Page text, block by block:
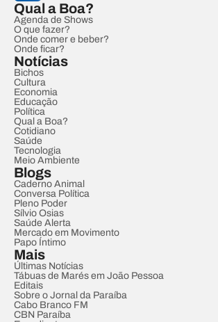
Qual a Boa?
Agenda de Shows
O que fazer?
Onde comer e beber?
Onde ficar?
Notícias
Bichos
Cultura
Economia
Educação
Política
Qual a Boa?
Cotidiano
Saúde
Tecnologia
Meio Ambiente
Blogs
Caderno Animal
Conversa Política
Pleno Poder
Sílvio Osias
Saúde Alerta
Mercado em Movimento
Papo Íntimo
Mais
Últimas Notícias
Tábuas de Marés em João Pessoa
Editais
Sobre o Jornal da Paraíba
Cabo Branco FM
CBN Paraíba